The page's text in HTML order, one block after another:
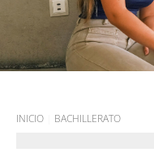
INICIO BACHILLERATO